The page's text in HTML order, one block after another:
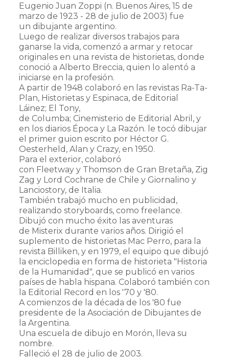
Eugenio Juan Zoppi (n. Buenos Aires, 15 de
marzo de 1923 - 28 de julio de 2003) fue
un dibujante argentino.
Luego de realizar diversos trabajos para
ganarse la vida, comenzó a armar y retocar
originales en una revista de historietas, donde
conoció a Alberto Breccia, quien lo alentó a
iniciarse en la profesión.
A partir de 1948 colaboró en las revistas Ra-Ta-
Plan, Historietas y Espinaca, de Editorial
Láinez; El Tony,
de Columba; Cinemisterio de Editorial Abril, y
en los diarios Época y La Razón. le tocó dibujar
el primer guion escrito por Héctor G.
Oesterheld, Alan y Crazy, en 1950.
Para el exterior, colaboró
con Fleetway y Thomson de Gran Bretaña, Zig
Zag y Lord Cochrane de Chile y Giornalino y
Lanciostory, de Italia.
También trabajó mucho en publicidad,
realizando storyboards, como freelance.
Dibujó con mucho éxito las aventuras
de Misterix durante varios años. Dirigió el
suplemento de historietas Mac Perro, para la
revista Billiken, y en 1979, el equipo que dibujó
la enciclopedia en forma de historieta "Historia
de la Humanidad", que se publicó en varios
países de habla hispana. Colaboró también con
la Editorial Record en los '70 y '80.
A comienzos de la década de los '80 fue
presidente de la Asociación de Dibujantes de
la Argentina.
Una escuela de dibujo en Morón, lleva su
nombre.
Falleció el 28 de julio de 2003.